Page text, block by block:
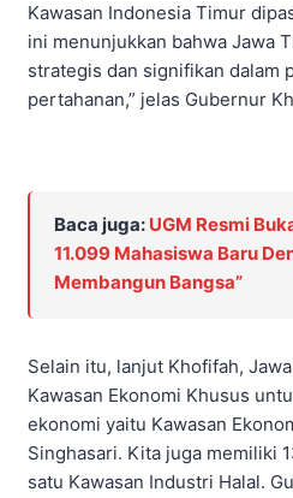
Kawasan Indonesia Timur
ini menunjukkan bahwa Jawa
strategis dan signifikan dalam
pertahanan,” jelas Gubernur
Baca juga: UGM Resmi
11.099 Mahasiswa Baru
Membangun Bangsa”
Selain itu, lanjut Khofifah,
Kawasan Ekonomi Khusus
ekonomi yaitu Kawasan
Singhasari. Kita juga memiliki
satu Kawasan Industri Halal.